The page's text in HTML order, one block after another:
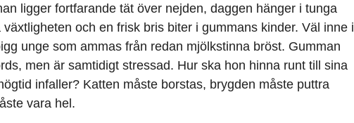
ligger fortfarande tät över nejden, daggen hänger i tunga
och en frisk bris biter i gummans kinder. Väl inne i
unge som ammas från redan mjölkstinna bröst. Gumman
men är samtidigt stressad. Hur ska hon hinna runt till sina
infaller? Katten måste borstas, brygden måste puttra
vara hel.